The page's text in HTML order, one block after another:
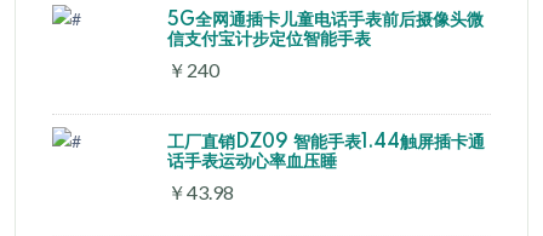
5G全网通插卡儿童电话手表前后摄像头微
信支付宝计步定位智能手表
￥240
工厂直销DZ09 智能手表1.44触屏插卡通
话手表运动心率血压睡
￥43.98